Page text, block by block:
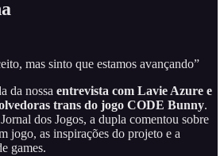
mas sinto que estamos avançando”
da nossa entrevista com Lavie Azure e
trans do jogo CODE Bunny.
dos Jogos, a dupla comentou sobre
jogo, as inspirações do projeto e a
games.